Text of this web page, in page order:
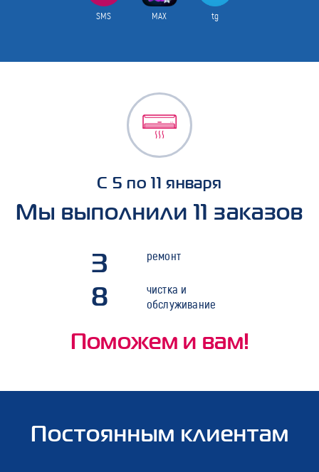
SMS MAX tg
С 5 по 11 января
Мы выполнили 11 заказов
3 ремонт
8
чистка и
обслуживание
Поможем и вам!
Постоянным клиентам